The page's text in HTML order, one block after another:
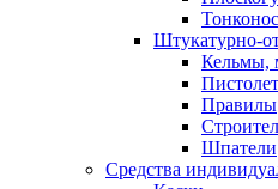
Штукатурно-
Кельмы,
Правилы
Шпатели
Средства